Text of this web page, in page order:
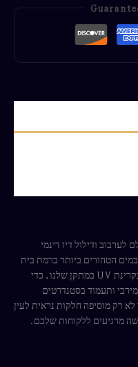
המושלם לערבוב ודילול דיו דינמי
הטהורים ביותר ברמת בית
חולים, אשר מסוננים, מזוקקים ומטופלים בקרינת UV במתקן שלנו, כדי
ותעמוד בסטנדרטים
רק מוסיפה חלקות נראית לעין
מרגיעים ללקוחות שלכם.